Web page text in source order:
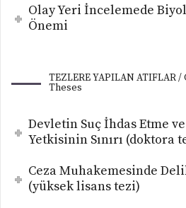
Olay Yeri İncelemede
Önemi
TEZLERE YAPILAN ATIFLAR /
Theses
Devletin Suç İhdas Etme
Yetkisinin Sınırı (doktora
Ceza Muhakemesinde
(yüksek lisans tezi)